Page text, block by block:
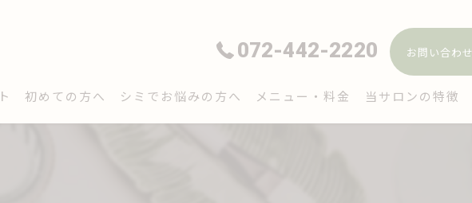
072-442-2220 お問い合わ
初めての方へ シミでお悩みの方へ メニュー・料金 当サロンの特徴